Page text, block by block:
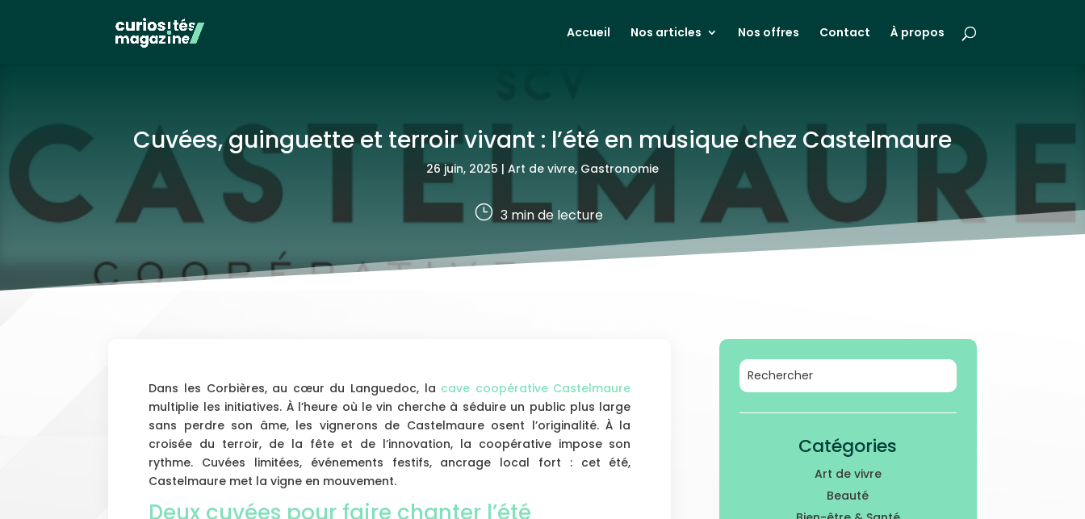
Accueil Nos articles Nos offres Contact À propos
Cuvées, guinguette et terroir vivant : l’été en musique chez Castelmaure
26 juin, 2025 | Art de vivre, Gastronomie
} 3 min de lecture
Dans les Corbières, au cœur du Languedoc, la cave coopérative Castelmaure
multiplie les initiatives. À l’heure où le vin cherche à séduire un public plus large
sans perdre son âme, les vignerons de Castelmaure osent l’originalité. À la
croisée du terroir, de la fête et de l’innovation, la coopérative impose son
rythme. Cuvées limitées, événements festifs, ancrage local fort : cet été,
Castelmaure met la vigne en mouvement.
Deux cuvées pour faire chanter l’été
Catégories
Art de vivre
Beauté